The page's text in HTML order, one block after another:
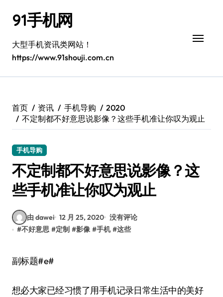
91手机网
大型手机资讯类网站！
https://www.91shouji.com.cn
首页 资讯 手机导购
2020
不定制都不好意思说影像？这些手机准让你叹为观止
手机导购
不定制都不好意思说影像？这
些手机准让你叹为观止
由 dawei 12 月 25, 2020 没有评论
#不好意思 #定制 #影像 #手机 #这些
副标题#e#
想必大家已经习惯了用手机记录日常生活中的美好